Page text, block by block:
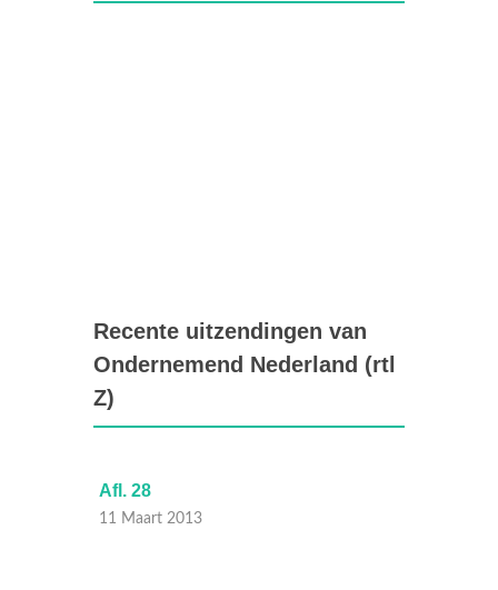
Recente uitzendingen van
Ondernemend Nederland (rtl
Z)
Afl. 28
11 Maart 2013